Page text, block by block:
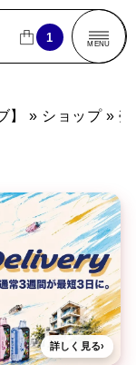
MENU
】
1
CLOSE
1
品一覧
ら探す
ら探す
ら探す
物カゴ
CLOSE
】 » ショップ »
詳しく見る›